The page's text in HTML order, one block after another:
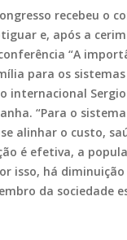
recebeu o
e, após a
“A
para os sistemas
internacional
“Para o
alinhar o custo,
é efetiva, a
isso, há diminuição
da sociedade